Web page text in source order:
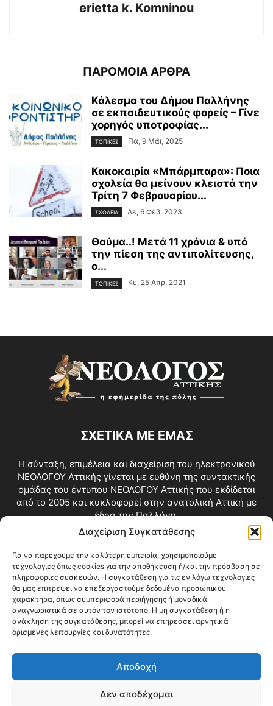
Διαχείριση Συγκατάθεσης
Για να παρέχουμε την καλύτερη εμπειρία, χρησιμοποιούμε
τεχνολογίες όπως cookies για την αποθήκευση ή/και την πρόσβαση σε
πληροφορίες συσκευών. Η συγκατάθεση για τις εν λόγω τεχνολογίες
θα μας επιτρέψει να επεξεργαστούμε δεδομένα προσωπικού
χαρακτήρα, όπως συμπεριφορά περιήγησης ή μοναδικά
αναγνωριστικά σε αυτόν τον ιστότοπο. Η μη συγκατάθεση ή η
ανάκληση της συγκατάθεσης, μπορεί να επηρεάσει αρνητικά
ορισμένες λειτουργίες και δυνατότητες.
Αποδοχή
Δεν αποδέχομαι
erietta k. Komninou
ΠΑΡΟΜΟΙΑ ΑΡΘΡΑ
Κάλεσμα του Δήμου Παλλήνης
σε εκπαιδευτικούς φορείς – Γίνε
χορηγός υποτροφίας...
ΤΟΠΙΚΕΣ Πα, 9 Μάι, 2025
Κακοκαιρία «Μπάρμπαρα»: Ποια
σχολεία θα μείνουν κλειστά την
Τρίτη 7 Φεβρουαρίου...
ΣΧΟΛΕΙΑ Δε, 6 Φεβ, 2023
Θαύμα..! Μετά 11 χρόνια & υπό
την πίεση της αντιπολίτευσης,
ο...
ΤΟΠΙΚΕΣ Κυ, 25 Απρ, 2021
ΣΧΕΤΙΚΑ ΜΕ ΕΜΑΣ
Η σύνταξη, επιμέλεια και διαχείριση του ηλεκτρονικού
ΝΕΟΛΟΓΟΥ Αττικής γίνεται με ευθύνη της συντακτικής
ομάδας του έντυπου ΝΕΟΛΟΓΟΥ Αττικής που εκδίδεται
από το 2005 και κυκλοφορεί στην ανατολική Αττική με
έδρα την Παλλήνη.
Επικοινωνία:info@neologosattikis.gr
ΑΚΟΛΟΥΘΗΣΕ ΜΑΣ
Videos Όροι Χρήσης